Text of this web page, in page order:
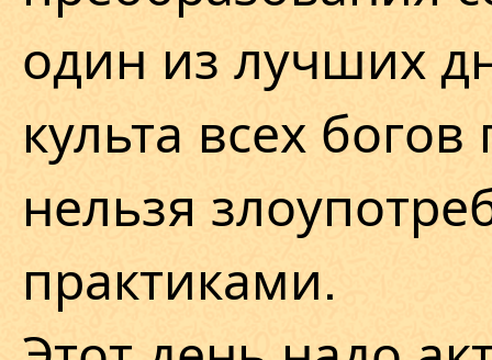
один из лучших
культа всех
нельзя
практиками.